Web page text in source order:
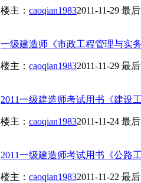
楼主： caoqian19832011-11-29 最
一级建造师《市政工程管理与实
楼主： caoqian19832011-11-29 最
2011一级建造师考试用书《建设
楼主： caoqian19832011-11-24 最
2011一级建造师考试用书《公路
楼主： caoqian19832011-11-22 最